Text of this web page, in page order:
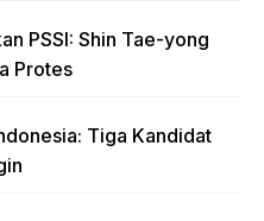
PSSI: Shin Tae-yong
Protes
Tiga Kandidat